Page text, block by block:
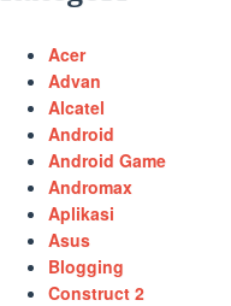
Acer
Advan
Alcatel
Android
Android Game
Andromax
Aplikasi
Asus
Blogging
Construct 2